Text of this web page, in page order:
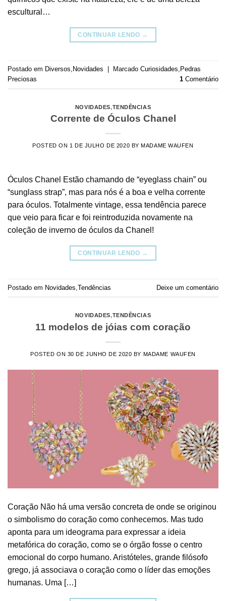
escultural…
CONTINUAR LENDO →
Postado em Diversos Novidades Marcado Curiosidades Pedras
Preciosas
1 Comentário
NOVIDADES,TENDÊNCIAS
Corrente de Óculos Chanel
POSTED ON 1 DE JULHO DE 2020 BY MADAME WAUFEN
Óculos Chanel Estão chamando de “eyeglass chain” ou
“sunglass strap”, mas para nós é a boa e velha corrente
para óculos. Totalmente vintage, essa tendência parece
que veio para ficar e foi reintroduzida novamente na
coleção de inverno de óculos da Chanel!
CONTINUAR LENDO →
Postado em Novidades Tendências Deixe um comentário
NOVIDADES,TENDÊNCIAS
11 modelos de jóias com coração
POSTED ON 30 DE JUNHO DE 2020 BY MADAME WAUFEN
Coração Não há uma versão concreta de onde se originou
o simbolismo do coração como conhecemos. Mas tudo
aponta para um ideograma para expressar a ideia
metafórica do coração, como se o órgão fosse o centro
emocional do corpo humano. Aristóteles, grande filósofo
grego, já associava o coração como o líder das emoções
humanas. Uma […]